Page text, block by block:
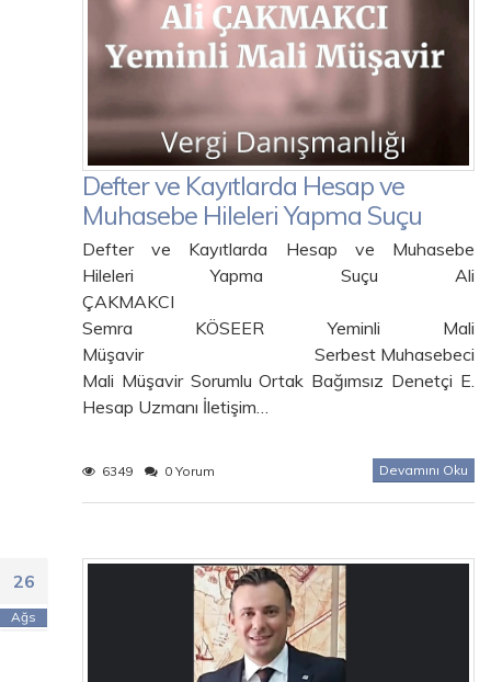
Defter ve Kayıtlarda Hesap ve
Muhasebe Hileleri Yapma Suçu
Defter ve Kayıtlarda Hesap ve Muhasebe
Hileleri Yapma Suçu Ali
ÇAKMAKCI
Semra KÖSEER Yeminli Mali
Müşavir Serbest Muhasebeci
Mali Müşavir Sorumlu Ortak Bağımsız Denetçi E.
Hesap Uzmanı İletişim…
6349 0 Yorum Devamını Oku
26
Ağs